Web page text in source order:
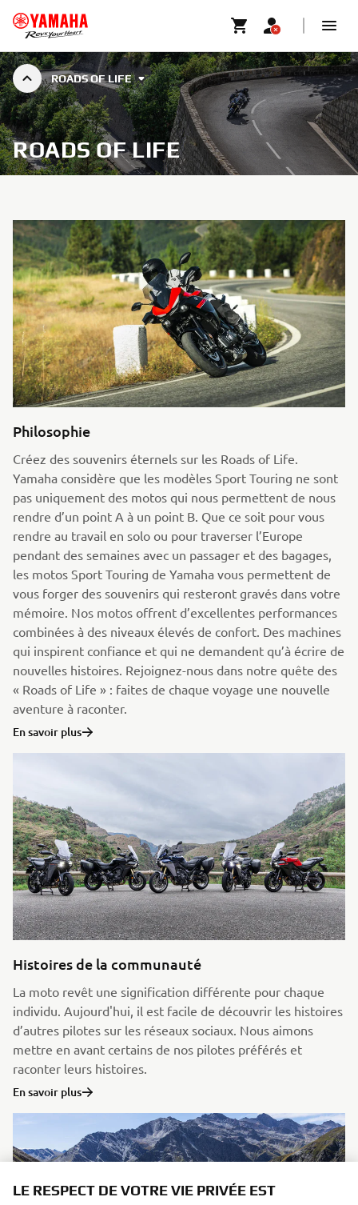
ROADS OF LIFE
ROADS OF LIFE
Philosophie
Créez des souvenirs éternels sur les Roads of Life.
Yamaha considère que les modèles Sport Touring ne sont
pas uniquement des motos qui nous permettent de nous
rendre d’un point A à un point B. Que ce soit pour vous
rendre au travail en solo ou pour traverser l’Europe
pendant des semaines avec un passager et des bagages,
les motos Sport Touring de Yamaha vous permettent de
vous forger des souvenirs qui resteront gravés dans votre
mémoire. Nos motos offrent d’excellentes performances
combinées à des niveaux élevés de confort. Des machines
qui inspirent confiance et qui ne demandent qu’à écrire de
nouvelles histoires. Rejoignez-nous dans notre quête des
« Roads of Life » : faites de chaque voyage une nouvelle
aventure à raconter.
En savoir plus
Histoires de la communauté
La moto revêt une signification différente pour chaque
individu. Aujourd'hui, il est facile de découvrir les histoires
d’autres pilotes sur les réseaux sociaux. Nous aimons
mettre en avant certains de nos pilotes préférés et
raconter leurs histoires.
En savoir plus
LE RESPECT DE VOTRE VIE PRIVÉE EST